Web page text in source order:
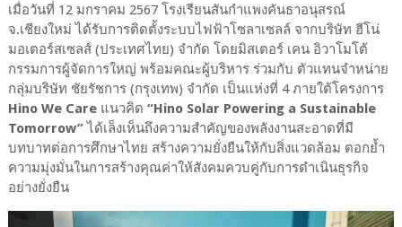
เมื่อวันที่ 12 มกราคม 2567 โรงเรียนสันกำแพงคันธาอนุสรณ์
จ.เชียงใหม่ ได้รับการติดตั้งระบบไฟฟ้าโซลาเซลล์ จากบริษัท ฮีโน่
มอเตอร์สเซลส์ (ประเทศไทย) จำกัด โดยมิสเตอร์ เคน อิวาโมโต้
กรรมการผู้จัดการใหญ่ พร้อมคณะผู้บริหาร ร่วมกับ ตัวแทนจำหน่าย
กลุ่มบริษัท ชัยรัชการ (กรุงเทพ) จำกัด เป็นแห่งที่ 4 ภายใต้โครงการ
Hino We Careแนวคิด “Hino Solar Powering a Sustainable
Tomorrow”ได้เล็งเห็นถึงความสำคัญของพลังงานสะอาดที่มี
บทบาทต่อการศึกษาไทย สร้างความยั่งยืนให้กับสิ่งแวดล้อม ตอกย้ำ
ความมุ่งมั่นในการสร้างคุณค่าให้สังคมควบคู่กับการดำเนินธุรกิจ
อย่างยั่งยืน